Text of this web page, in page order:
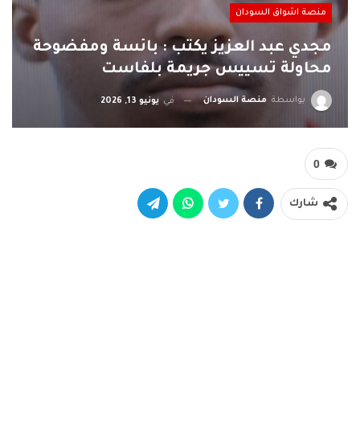
منصة اشواق السودان
مجدي عبد العزيز يكتب : بائسة ومفضوحة
محاولة تسييس جريمة بلفاست
بواسطة منصة السودان في يونيو 13, 2026
0
شارك